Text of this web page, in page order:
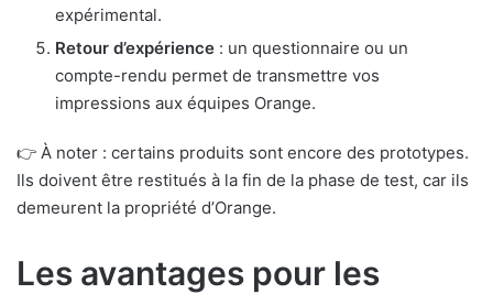
expérimental.
Retour d’expérience : un questionnaire ou un
compte-rendu permet de transmettre vos
impressions aux équipes Orange.
👉 À noter : certains produits sont encore des prototypes.
Ils doivent être restitués à la fin de la phase de test, car ils
demeurent la propriété d’Orange.
Les avantages pour les